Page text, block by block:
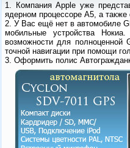
1. Компания Apple уже
ядерном процессоре А5, а
2. У Вас ещё нет в автомобиле
мобильные устройства
возможности для полноценной
точной навигации при помощи
3. Оформить полис